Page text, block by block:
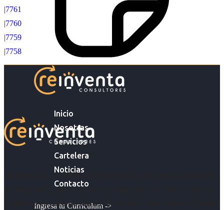
Inicio
Nosotras
Servicios
Cartelera
Noticias
Contacto
Ingresa tu Curriculum ->
|7761
|7760
|7759
|7758
Acompañar a empresas en su gestión de capital humano y
acompañar a personas en la búsqueda y encuentro de sus
objetivos es para nosotros un trabajo, pero antes un placer.